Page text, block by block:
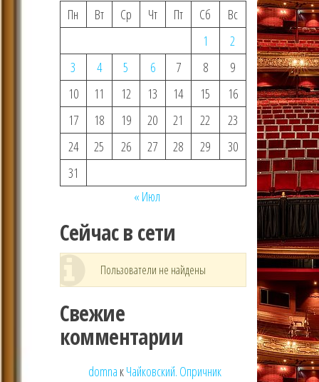
Пн
Вт Ср Чт Пт Сб
Вс
1
2
3
4 5 6 7 8
9
10
11 12 13 14 15
16
17
18 19 20 21 22
23
24
25 26 27 28 29
30
31
« Июл
Сейчас в сети
Пользователи не найдены
Свежие
комментарии
domna кЧайковский. Опричник